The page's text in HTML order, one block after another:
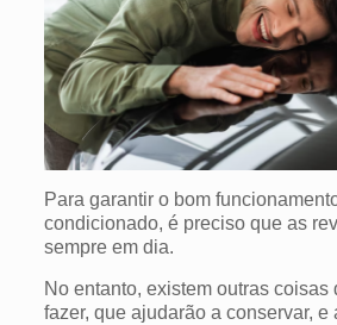
Para garantir o bom
condicionado, é preciso que as
sempre em dia.
No entanto, existem outras coisas
fazer, que ajudarão a conservar, e